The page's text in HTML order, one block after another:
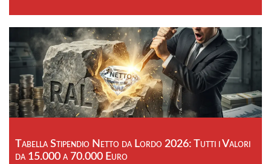
Tabella Stipendio Netto da Lordo 2026: Tutti i Valori
da 15.000 a 70.000 Euro